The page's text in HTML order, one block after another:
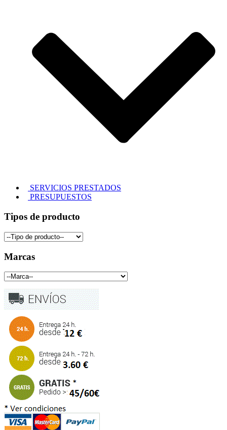
SERVICIOS PRESTADOS
PRESUPUESTOS
Tipos de producto
Marcas